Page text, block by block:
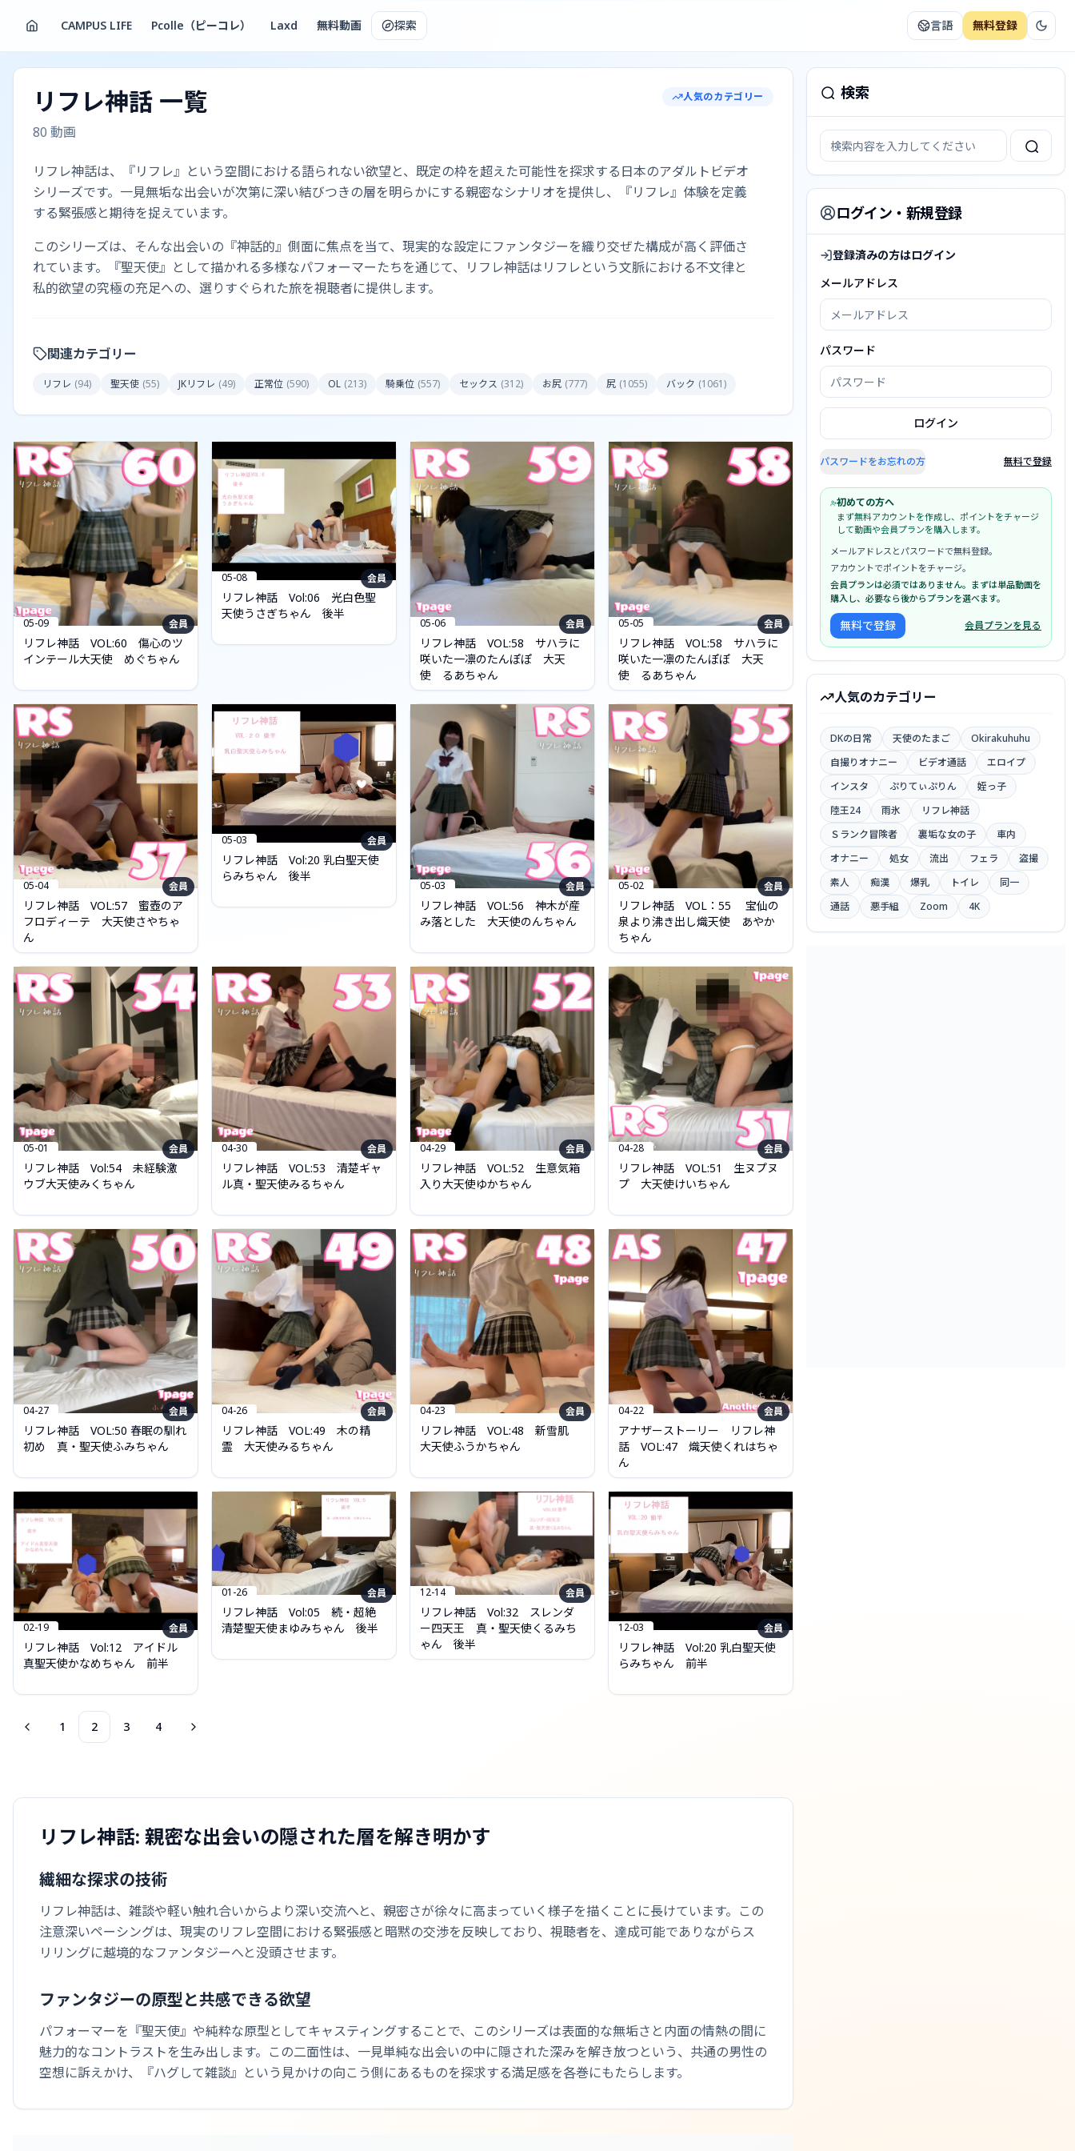
CAMPUS LIFE Pcolle（ピーコレ） Laxd 無料動画 探索 言語 無料登録
リフレ神話 一覧 人気のカテゴリー
80 動画
リフレ神話は、『リフレ』という空間における語られない欲望と、既定の枠を超えた可能性を探求する日本のアダルトビデオ
シリーズです。一見無垢な出会いが次第に深い結びつきの層を明らかにする親密なシナリオを提供し、『リフレ』体験を定義
する緊張感と期待を捉えています。
このシリーズは、そんな出会いの『神話的』側面に焦点を当て、現実的な設定にファンタジーを織り交ぜた構成が高く評価さ
れています。『聖天使』として描かれる多様なパフォーマーたちを通じて、リフレ神話はリフレという文脈における不文律と
私的欲望の究極の充足への、選りすぐられた旅を視聴者に提供します。
関連カテゴリー
リフレ (94) 聖天使 (55) JKリフレ (49) 正常位 (590) OL (213) 騎乗位 (557) セックス (312) お尻 (777) 尻 (1055) バック (1061)
リフレ神話 VOL:60 傷心のツ
インテール大天使 めぐちゃん
会員
05-09
リフレ神話 Vol:06 光白色聖
天使うさぎちゃん 後半
会員
05-08
リフレ神話 VOL:58 サハラに
咲いた一凛のたんぽぽ 大天
使 るあちゃん
会員
05-06
リフレ神話 VOL:58 サハラに
咲いた一凛のたんぽぽ 大天
使 るあちゃん
会員
05-05
リフレ神話 VOL:57 蜜壺のア
フロディーテ 大天使さやちゃ
ん
会員
05-04
リフレ神話 Vol:20 乳白聖天使
らみちゃん 後半
会員
05-03
リフレ神話 VOL:56 神木が産
み落とした 大天使のんちゃん
会員
05-03
リフレ神話 VOL：55 宝仙の
泉より沸き出し熾天使 あやか
ちゃん
会員
05-02
リフレ神話 Vol:54 未経験激
ウブ大天使みくちゃん
会員
05-01
リフレ神話 VOL:53 清楚ギャ
ル真・聖天使みるちゃん
会員
04-30
リフレ神話 VOL:52 生意気箱
入り大天使ゆかちゃん
会員
04-29
リフレ神話 VOL:51 生ヌプヌ
プ 大天使けいちゃん
会員
04-28
リフレ神話 VOL:50 春眠の馴れ
初め 真・聖天使ふみちゃん
会員
04-27
リフレ神話 VOL:49 木の精
霊 大天使みるちゃん
会員
04-26
リフレ神話 VOL:48 新雪肌
大天使ふうかちゃん
会員
04-23
アナザーストーリー リフレ神
話 VOL:47 熾天使くれはちゃ
ん
会員
04-22
リフレ神話 Vol:12 アイドル
真聖天使かなめちゃん 前半
会員
02-19
リフレ神話 Vol:05 続・超絶
清楚聖天使まゆみちゃん 後半
会員
01-26
リフレ神話 Vol:32 スレンダ
ー四天王 真・聖天使くるみち
ゃん 後半
会員
12-14
リフレ神話 Vol:20 乳白聖天使
らみちゃん 前半
会員
12-03
1 2 3 4
リフレ神話: 親密な出会いの隠された層を解き明かす
繊細な探求の技術
リフレ神話は、雑談や軽い触れ合いからより深い交流へと、親密さが徐々に高まっていく様子を描くことに長けています。この
注意深いペーシングは、現実のリフレ空間における緊張感と暗黙の交渉を反映しており、視聴者を、達成可能でありながらス
リリングに越境的なファンタジーへと没頭させます。
ファンタジーの原型と共感できる欲望
パフォーマーを『聖天使』や純粋な原型としてキャスティングすることで、このシリーズは表面的な無垢さと内面の情熱の間に
魅力的なコントラストを生み出します。この二面性は、一見単純な出会いの中に隠された深みを解き放つという、共通の男性の
空想に訴えかけ、『ハグして雑談』という見かけの向こう側にあるものを探求する満足感を各巻にもたらします。
検索
ログイン・新規登録
登録済みの方はログイン
メールアドレス
パスワード
ログイン
パスワードをお忘れの方 無料で登録
初めての方へ
まず無料アカウントを作成し、ポイントをチャージ
して動画や会員プランを購入します。
メールアドレスとパスワードで無料登録。
アカウントでポイントをチャージ。
会員プランは必須ではありません。まずは単品動画を
購入し、必要なら後からプランを選べます。
無料で登録 会員プランを見る
人気のカテゴリー
DKの日常 天使のたまご
Okirakuhuhu
自撮りオナニー
ビデオ通話
エロイプ
インスタ
ぷりてぃぷりん
姪っ子
陸王24
雨氷
リフレ神話
Ｓランク冒険者
裏垢な女の子
車内
オナニー
処女 流出 フェラ
盗撮
素人
痴漢 爆乳 トイレ
同一
通話
悪手組 Zoom 4K